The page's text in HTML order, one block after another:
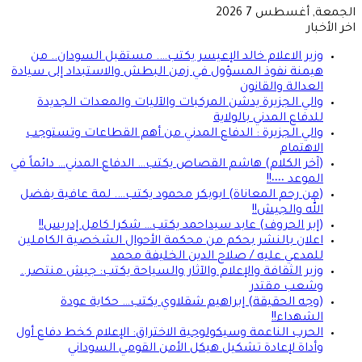
الجمعة, أغسطس 7 2026
اخر الأخبار
وزير الاعلام خالد الإعيسر يكتب…. مستقبل السودان.. من
هيمنة نفوذ المسؤول في زمن البطش والاستبداد إلى سيادة
العدالة والقانون
والي الجزيرة يدشن المركبات والآليات والمعدات الجديدة
للدفاع المدني بالولاية
والي الجزيرة : الدفاع المدني من أهم القطاعات وتستوجب
الاهتمام
(آخر الكلام) هاشم القصاص يكتب… الدفاع المدني… دائماً في
الموعد ٠٠٠٠!!
(من رحم المعاناة) ابوبكر محمود يكتب…. لمة عافية بفضل
الله والجيش!!
(إبر الحروف) عابد سيداحمد يكتب… شكرا كامل إدريس!!
اعلان بالنشر بحكم من محكمة الأحوال الشخصية الكاملين
للمدعي عليه / صلاح الدين الخليفة محمد
وزير الثقافة والإعلام والآثار والسياحة يكتب: جيش منتصر..
وشعب مقتدر
(وجه الحقيقة) إبراهيم شقلاوي يكتب… حكاية عودة
الشهداء!!
الحرب الناعمة وسيكولوجية الاختراق: الإعلام كخط دفاع أول
وأداة لإعادة تشكيل هيكل الأمن القومي السوداني